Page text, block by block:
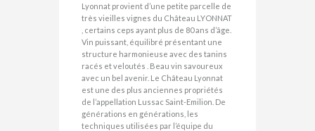
Lyonnat provient d’une petite parcelle de
très vieilles vignes du Château LYONNAT
, certains ceps ayant plus de 80 ans d’âge.
Vin puissant, équilibré présentant une
structure harmonieuse avec des tanins
racés et veloutés . Beau vin savoureux
avec un bel avenir. Le Château Lyonnat
est une des plus anciennes propriétés
de l’appellation Lussac Saint-Emilion. De
générations en générations, les
techniques utilisées par l’équipe du